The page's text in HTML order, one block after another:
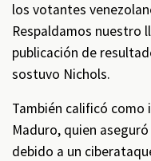
los votantes
Respaldamos nuestro
publicación de
sostuvo Nichols.
También calificó
Maduro, quien
debido a un